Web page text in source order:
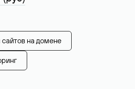
на домене